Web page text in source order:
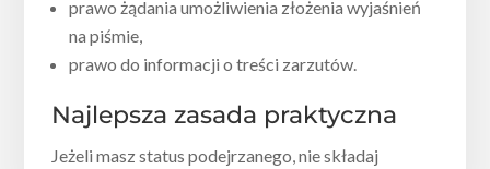
prawo żądania umożliwienia złożenia wyjaśnień
na piśmie,
prawo do informacji o treści zarzutów.
Najlepsza zasada praktyczna
Jeżeli masz status podejrzanego, nie składaj